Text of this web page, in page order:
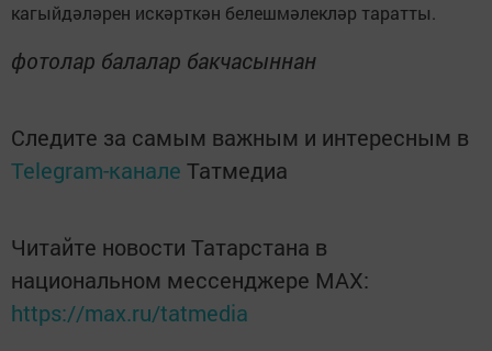
кагыйдәләрен искәрткән белешмәлекләр таратты.
фотолар балалар бакчасыннан
Следите за самым важным и интересным в
Telegram-канале Татмедиа
Читайте новости Татарстана в
национальном мессенджере MАХ:
https://max.ru/tatmedia